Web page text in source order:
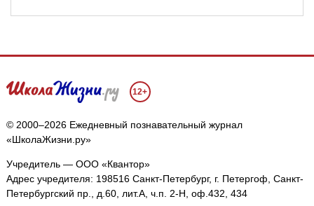
12+
© 2000–2026 Ежедневный познавательный журнал
«ШколаЖизни.ру»
Учредитель — ООО «Квантор»
Адрес учредителя: 198516 Санкт-Петербург, г. Петергоф, Санкт-
Петербургский пр., д.60, лит.А, ч.п. 2-Н, оф.432, 434